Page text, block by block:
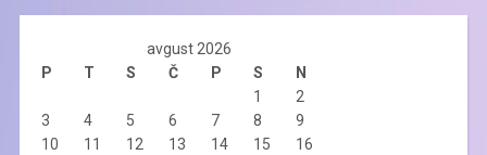
avgust 2026
P
T S Č P S
N
1
2
3
4 5 6 7 8
9
10
11 12 13 14 15
16